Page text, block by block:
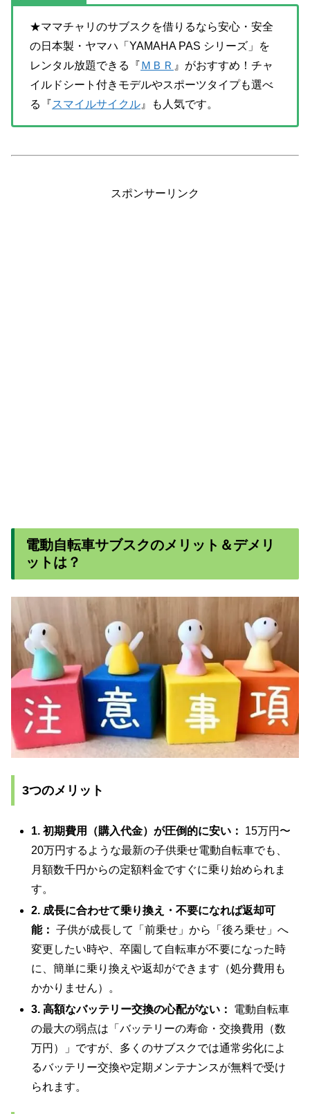
★ママチャリのサブスクを借りるなら安心・安全
の日本製・ヤマハ「YAMAHA PAS シリーズ」を
レンタル放題できる『ＭＢＲ 』がおすすめ！チャ
イルドシート付きモデルやスポーツタイプも選べ
る『スマイルサイクル 』も人気です。
スポンサーリンク
電動自転車サブスクのメリット＆デメリ
ットは？
3つのメリット
1. 初期費用（購入代金）が圧倒的に安い：
15万円〜
20万円するような最新の子供乗せ電動自転車でも、
月額数千円からの定額料金ですぐに乗り始められま
す。
2. 成長に合わせて乗り換え・不要になれば返却可
能： 子供が成長して「前乗せ」から「後ろ乗せ」へ
変更したい時や、卒園して自転車が不要になった時
に、簡単に乗り換えや返却ができます（処分費用も
かかりません）。
3. 高額なバッテリー交換の心配がない：
電動自転車
の最大の弱点は「バッテリーの寿命・交換費用（数
万円）」ですが、多くのサブスクでは通常劣化によ
るバッテリー交換や定期メンテナンスが無料で受け
られます。